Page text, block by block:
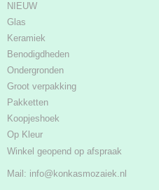
NIEUW
Glas
Keramiek
Benodigdheden
Ondergronden
Groot verpakking
Pakketten
Koopjeshoek
Op Kleur
Winkel geopend op afspraak
Mail: info@konkasmozaiek.nl